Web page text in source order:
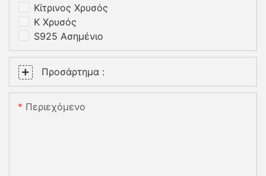
Κίτρινος Χρυσός
K Χρυσός
S925 Ασημένιο
Προσάρτημα :
Περιεχόμενο